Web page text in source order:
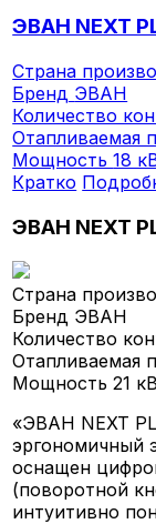
ЭВАН NEXT
Страна
Бренд ЭВАН
Количество
Отапливаемая
Мощность18
Кратко
ЭВАН NEXT
Страна
Бренд ЭВАН
Количество
Отапливаемая
Мощность21
«ЭВАН NEXT
эргономичный
оснащен
(поворотной
интуитивно